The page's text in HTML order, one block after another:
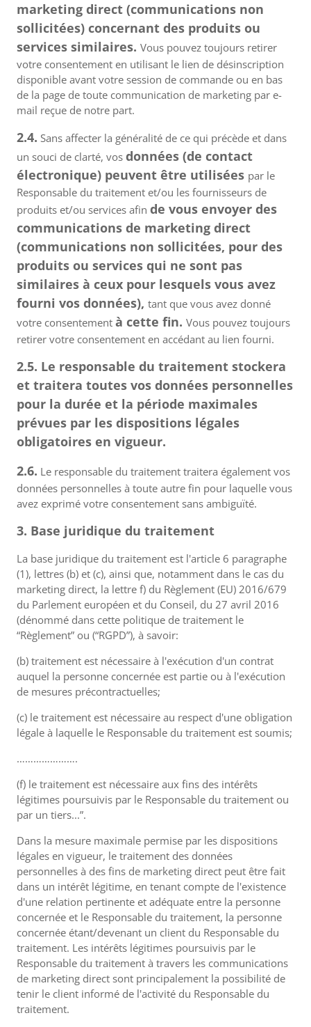
marketing direct (communications non
sollicitées) concernant des produits ou
services similaires. Vous pouvez toujours retirer
votre consentement en utilisant le lien de désinscription
disponible avant votre session de commande ou en bas
de la page de toute communication de marketing par e-
mail reçue de notre part.
2.4. Sans affecter la généralité de ce qui précède et dans
un souci de clarté, vos données (de contact
électronique) peuvent être utilisées par le
Responsable du traitement et/ou les fournisseurs de
produits et/ou services afin de vous envoyer des
communications de marketing direct
(communications non sollicitées, pour des
produits ou services qui ne sont pas
similaires à ceux pour lesquels vous avez
fourni vos données), tant que vous avez donné
votre consentement à cette fin. Vous pouvez toujours
retirer votre consentement en accédant au lien fourni.
2.5. Le responsable du traitement stockera
et traitera toutes vos données personnelles
pour la durée et la période maximales
prévues par les dispositions légales
obligatoires en vigueur.
2.6. Le responsable du traitement traitera également vos
données personnelles à toute autre fin pour laquelle vous
avez exprimé votre consentement sans ambiguïté.
3. Base juridique du traitement
La base juridique du traitement est l'article 6 paragraphe
(1), lettres (b) et (c), ainsi que, notamment dans le cas du
marketing direct, la lettre f) du Règlement (EU) 2016/679
du Parlement européen et du Conseil, du 27 avril 2016
(dénommé dans cette politique de traitement le
“Règlement” ou (“RGPD”), à savoir:
(b) traitement est nécessaire à l'exécution d'un contrat
auquel la personne concernée est partie ou à l'exécution
de mesures précontractuelles;
(c) le traitement est nécessaire au respect d'une obligation
légale à laquelle le Responsable du traitement est soumis;
………………….
(f) le traitement est nécessaire aux fins des intérêts
légitimes poursuivis par le Responsable du traitement ou
par un tiers...”.
Dans la mesure maximale permise par les dispositions
légales en vigueur, le traitement des données
personnelles à des fins de marketing direct peut être fait
dans un intérêt légitime, en tenant compte de l'existence
d'une relation pertinente et adéquate entre la personne
concernée et le Responsable du traitement, la personne
concernée étant/devenant un client du Responsable du
traitement. Les intérêts légitimes poursuivis par le
Responsable du traitement à travers les communications
de marketing direct sont principalement la possibilité de
tenir le client informé de l'activité du Responsable du
traitement.